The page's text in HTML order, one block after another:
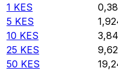
1 KES
5 KES
10 KES
25 KES
50 KES